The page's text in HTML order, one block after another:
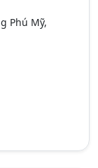
Phú Mỹ,